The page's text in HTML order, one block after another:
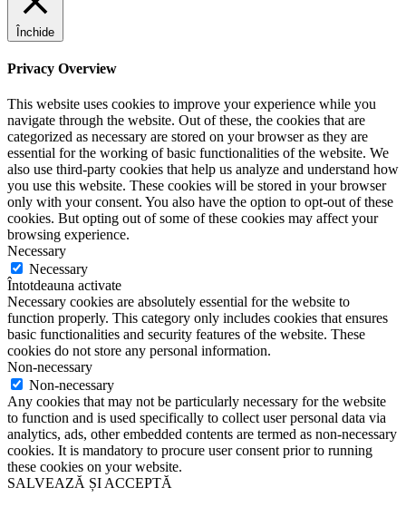
Închide
Privacy Overview
This website uses cookies to improve your experience while you
navigate through the website. Out of these, the cookies that are
categorized as necessary are stored on your browser as they are
essential for the working of basic functionalities of the website. We
also use third-party cookies that help us analyze and understand how
you use this website. These cookies will be stored in your browser
only with your consent. You also have the option to opt-out of these
cookies. But opting out of some of these cookies may affect your
browsing experience.
Necessary
Necessary
Întotdeauna activate
Necessary cookies are absolutely essential for the website to
function properly. This category only includes cookies that ensures
basic functionalities and security features of the website. These
cookies do not store any personal information.
Non-necessary
Non-necessary
Any cookies that may not be particularly necessary for the website
to function and is used specifically to collect user personal data via
analytics, ads, other embedded contents are termed as non-necessary
cookies. It is mandatory to procure user consent prior to running
these cookies on your website.
SALVEAZĂ ȘI ACCEPTĂ